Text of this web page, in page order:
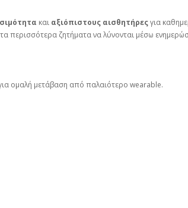
και αξιόπιστους αισθητήρεςγια
περισσότερα ζητήματα να λύνονται μέσω
ομαλή μετάβαση από παλαιότερο wearable.